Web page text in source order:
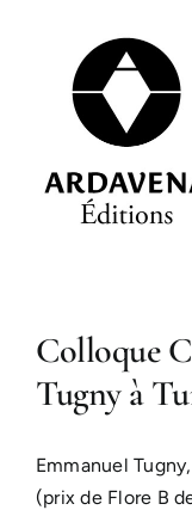
Colloque
Tugny à
Emmanuel
(prix de Flore B